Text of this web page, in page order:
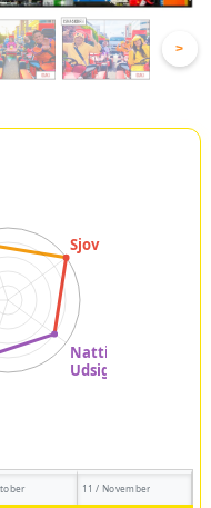
>
11 / November